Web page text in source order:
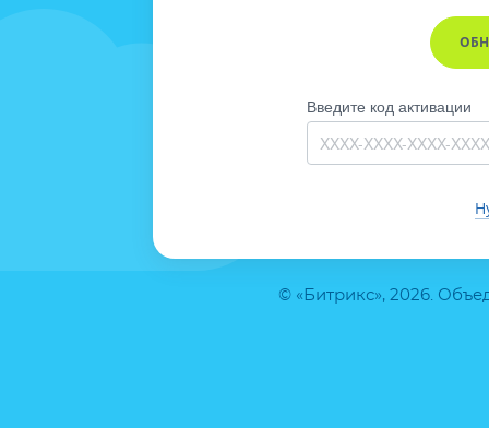
© «Битрикс», 2026.
Введите код активации